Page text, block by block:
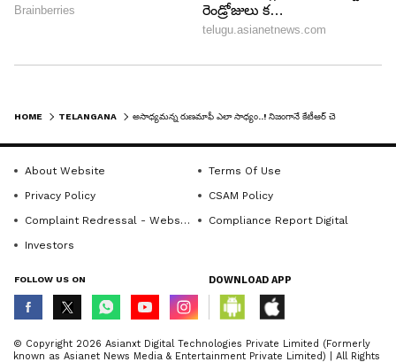
HOME TELANGANA
About Website
Terms Of Use
Privacy Policy
CSAM Policy
Complaint Redressal - Website
Compliance Report Digital
Investors
FOLLOW US ON DOWNLOAD APP
© Copyright 2026 Asianxt Digital Technologies Private Limited (Formerly
known as Asianet News Media & Entertainment Private Limited) | All Rights